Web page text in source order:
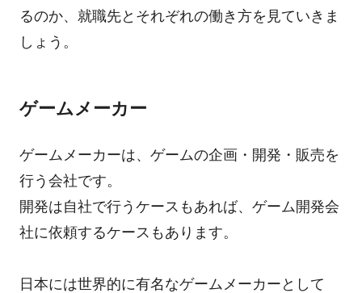
るのか、就職先とそれぞれの働き方を見ていきま
しょう。
ゲームメーカー
ゲームメーカーは、ゲームの企画・開発・販売を
行う会社です。
開発は自社で行うケースもあれば、ゲーム開発会
社に依頼するケースもあります。
日本には世界的に有名なゲームメーカーとして